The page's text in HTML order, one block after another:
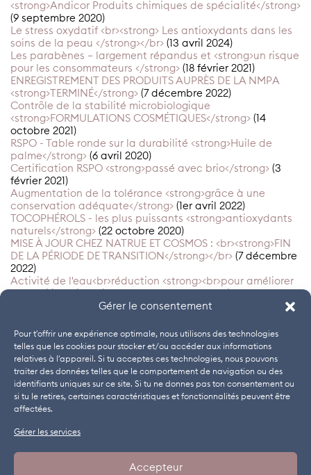
Gérer le consentement
Pour t'offrir une expérience optimale, nous utilisons des technologies
telles que les cookies pour stocker et/ou accéder aux informations
relatives à l'appareil. Si tu acceptes ces technologies, nous pouvons
traiter des données telles que le comportement de navigation ou des
identifiants uniques sur ce site. Si tu ne donnes pas ton consentement ou
si tu le retires, certaines caractéristiques et fonctionnalités peuvent être
affectées.
Gérer les services
Accepteur
<strong>Andicor Produits chimiques de spécialité</strong>
(9 septembre 2020)
Le stress oxydatif <br><strong> Les antioxydants dans les
soins de la peau </strong></br> (13 avril 2024)
Les parabènes – largement répandus et <strong>un risque
pour les consommateurs </strong> (18 février 2021)
ENREGISTREMENT DES PRODUITS AUPRÈS DE LA NMPA
<strong>TERMINÉ</strong> (7 décembre 2022)
Contrôle de la stabilité microbiologique
<strong>FORMULATIONS COSMÉTIQUES</strong> (14
octobre 2021)
RSPO - Table ronde sur la durabilité <strong>Huile de
palme</strong> (6 avril 2020)
Certification RSPO <strong>passé avec brio</strong> (3
février 2021)
Augmentation de la tolérance <strong>grâce à une
conservation adéquate</strong> (1er avril 2022)
TOCOPHÉROLS - les plus puissants <strong>antioxydants
naturels</strong> (22 octobre 2020)
MISE À JOUR CHEZ NATRUE ET COSMOS : <br><strong>FIN
DE LA PÉRIODE DE TRANSITION</strong></br> (7 décembre
2022)
Activité de l'eau<br>réduction <strong><br>pour améliorer
cutanée</strong></br> (14 juillet 2022)
A quoi reconnaît-on <strong>Des cosmétiques naturels ?
</strong> (6 avril 2020)
OFFRES D'EMPLOI
Responsable qualité (h/f/d) – Spécialisé(e) en ISO 9001
juillet 2026)
CONDITIONS GÉNÉRALES